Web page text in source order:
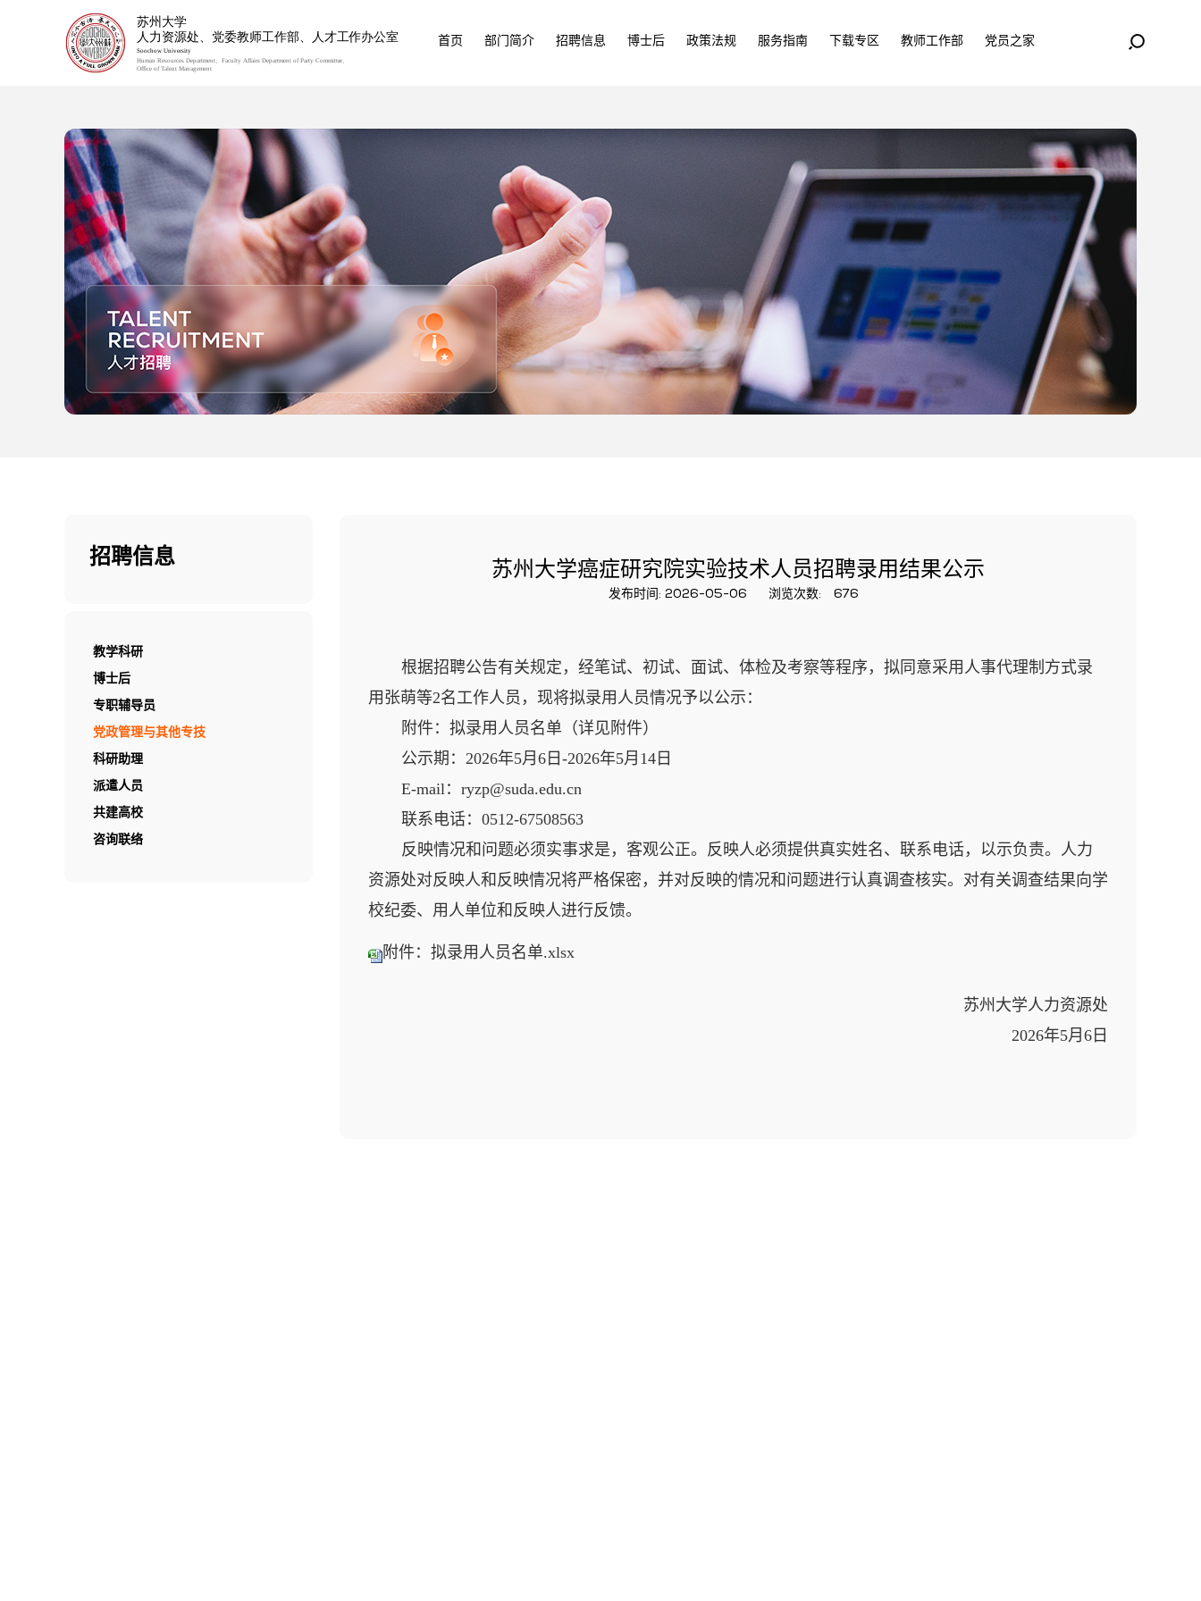
首页 部门简介 招聘信息 博士后 政策法规 服务指南 下载专区 教师工作部 党员之家
招聘信息
教学科研
博士后
专职辅导员
党政管理与其他专技
科研助理
派遣人员
共建高校
咨询联络
苏州大学癌症研究院实验技术人员招聘录用结果公示
发布时间: 2026-05-06 浏览次数: 676
根据招聘公告有关规定，经笔试、初试、面试、体检及考察等程序，拟同意采用人事代理制方式录
用 张萌等2名工作人员，现将拟录用人员情况予以公示 ：
附件： 拟录用人员名单 （详见附件）
公示期 ： 2026年5月 6日 -2026年5月 14日
E-mail： ryzp@suda.edu.cn
联系电话： 0512-67508563
反映情况和问题必须实事求是，客观公正。反映人必须提供真实姓名、联系电话，以示负责。人力
资源处对反映人和反映情况将严格保密，并对反映的情况和问题进行认真调查核实。对有关调查结果向学
校纪委、用人单位和反映人进行反馈。
附件：拟录用人员名单.xlsx
苏州大学人力资源处
2026年5月 6 日